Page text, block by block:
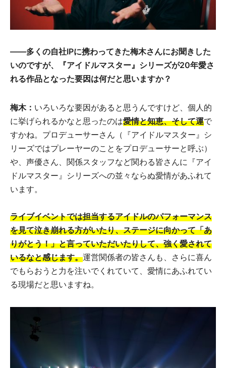
――多くの自社IPに携わってきた梅木さんにお聞きした
いのですが、『アイドルマスター』シリーズが20年愛さ
れる作品となった要因は何だと思いますか？
梅木： いろいろな要因があると思うんですけど、個人的
に挙げられるかなと思ったのは愛情と知恵、そして運で
すかね。プロデューサーさん（『アイドルマスター』シ
リーズではプレーヤーのことをプロデューサーと呼ぶ）
や、声優さん、関係スタッフなど関わる皆さんに『アイ
ドルマスター』シリーズへの並々ならぬ愛情があふれて
います。
ライブイベントでは担当するアイドルのパフォーマンス
を見て泣き崩れる方がいたり、ステージに向かって「あ
りがとう！」と言っていただいたりして、強く愛されて
いるなと感じます。運営関係者の皆さんも、さらに喜ん
でもらおうと力を注いでくれていて、愛情にあふれてい
る現場だと思いますね。